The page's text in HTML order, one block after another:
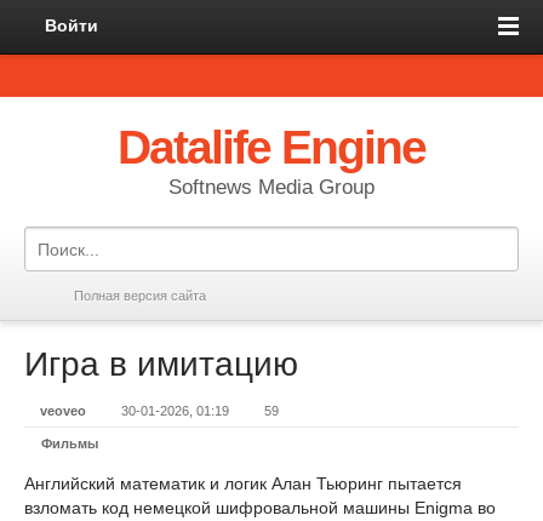
Войти
Datalife Engine
Softnews Media Group
Полная версия сайта
Игра в имитацию
veoveo 30-01-2026, 01:19 59
Фильмы
Английский математик и логик Алан Тьюринг пытается
взломать код немецкой шифровальной машины Enigma во